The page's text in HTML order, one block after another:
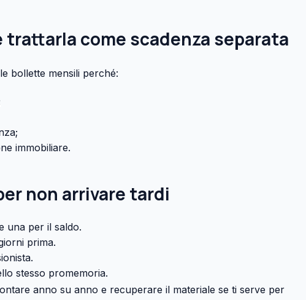
trattarla come scadenza separata
bollette mensili perché:
immobiliare.
non arrivare tardi
una per il saldo.
prima.
stesso promemoria.
anno su anno e recuperare il materiale se ti serve per